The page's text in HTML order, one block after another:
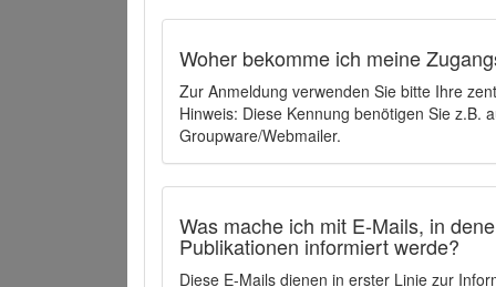
Woher bekomme ich meine
Zur Anmeldung verwenden Sie bitte Ihre
Hinweis: Diese Kennung benötigen Sie z.B.
Groupware/Webmailer.
Was mache ich mit E-Mails, in
Publikationen informiert werde?
Diese E-Mails dienen in erster Linie zur